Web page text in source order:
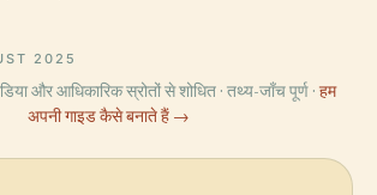
2025
और आधिकारिक स्रोतों से शोधित · तथ्य-जाँच पूर्ण · हम
अपनी गाइड कैसे बनाते हैं →